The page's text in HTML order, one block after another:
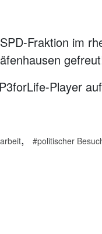
Fraktion im
Player
, politischer